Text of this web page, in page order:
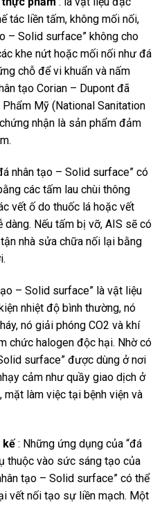
tác liền tấm, không mối nối,
– Solid surface” không cho
khe nứt hoặc mối nối như đá
chỗ để vi khuẩn và nấm
tạo Corian – Dupont đã
Mỹ (National Sanitation
nhận là sản phẩm đảm
nhân tạo – Solid surface” có
các tấm lau chùi thông
vết ố do thuốc lá hoặc vết
Nếu tấm bị vỡ, AIS sẽ có
nhà sửa chữa nối lại bằng
– Solid surface” là vật liệu
nhiệt độ bình thường, nó
nó giải phóng CO2 và khí
chức halogen độc hại. Nhờ có
surface” được dùng ở nơi
cảm như quầy giao dịch ở
mặt làm việc tại bệnh viện và
kế: Những ứng dụng của “đá
thuộc vào sức sáng tạo của
tạo – Solid surface” có thể
vết nối tạo sự liền mạch. Một